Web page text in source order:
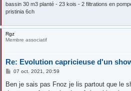
bassin 30 m3 planté - 23 kois - 2 filtrations en
pristinia 6ch
Rgz
Membre associatif
Re: Evolution capricieuse d'un
M
s
07 oct. 2021, 20:59
Ben je sais pas Fnoz je lis partout que le